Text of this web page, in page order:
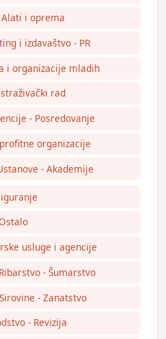
Alati i oprema
i izdavaštvo - PR
i organizacije mladih
rad
- Posredovanje
organizacije
- Akademije
usluge i agencije
- Šumarstvo
- Zanatstvo
- Revizija